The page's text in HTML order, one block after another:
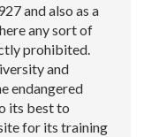
and also as a
any sort of
prohibited.
and
endangered
its best to
for its training